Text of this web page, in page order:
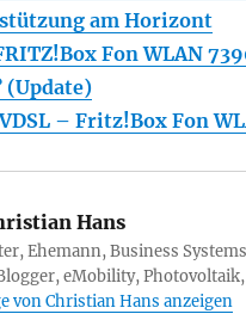
am Horizont
Fon WLAN
(Update)
– Fritz!Box Fon
Hans
Ehemann, Business
eMobility, Photovoltaik,
von Christian Hans anzeigen